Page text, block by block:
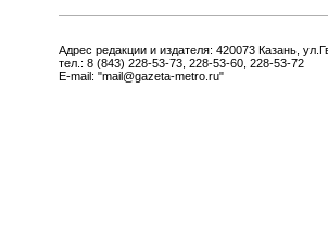
Адрес редакции и издателя: 420073 Казань,
тел.: 8 (843) 228-53-73, 228-53-60, 228-53-72
E-mail: "mail@gazeta-metro.ru"